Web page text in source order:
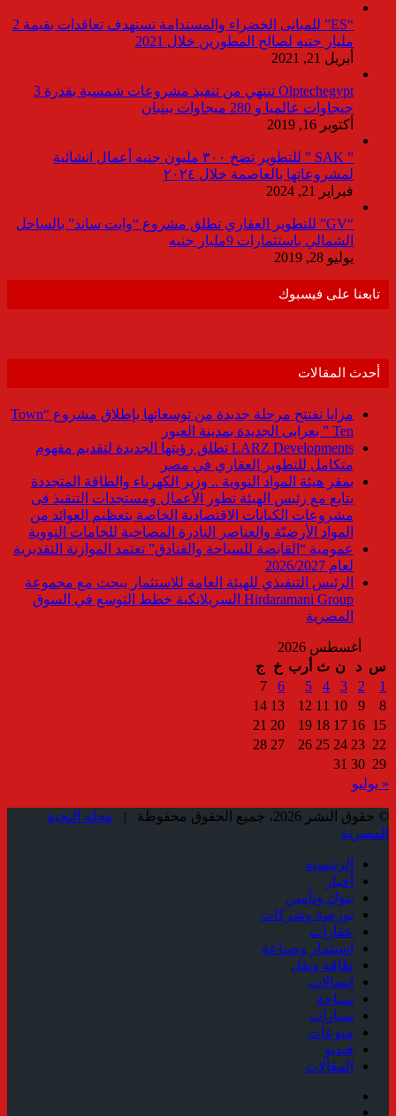
“ES” للمبانى الخضراء والمستدامة تستهدف تعاقدات بقيمة 2
مليار جنيه لصالح المطورين خلال 2021
أبريل 21, 2021
Olptechegypt تنتهي من تنفيذ مشروعات شمسية بقدرة 3
جيجاوات عالميا و 280 ميجاوات ببنبان
أكتوبر 16, 2019
” SAK ” للتطوير تضخ ٣٠٠ مليون جنيه أعمال انشائية
لمشروعاتها بالعاصمة خلال ٢٠٢٤
فبراير 21, 2024
“GV” للتطوير العقاري تطلق مشروع “وايت ساند” بالساحل
الشمالي باستثمارات 9مليار جنيه
يوليو 28, 2019
تابعنا على فيسبوك
أحدث المقالات
مزايا تفتتح مرحلة جديدة من توسعاتها بإطلاق مشروع “Town
Ten ” بعرابى الجديدة بمدينة العبور
LARZ Developments تطلق رؤيتها الجديدة لتقديم مفهوم
متكامل للتطوير العقاري في مصر
بمقر هيئة المواد النووية .. وزير الكهرباء والطاقة المتجددة
يتابع مع رئيس الهيئة تطور الأعمال ومستجدات التنفيذ فى
مشروعات الكيانات الاقتصادية الخاصة بتعظيم العوائد من
المواد الأرضيّة والعناصر النادرة المصاحبة للخامات النووية
عمومية “القابضة للسياحة والفنادق” تعتمد الموازنة التقديرية
لعام 2026/2027
الرئيس التنفيذي للهيئة العامة للاستثمار يبحث مع مجموعة
Hirdaramani Group السريلانكية خطط التوسع في السوق
المصرية
أغسطس 2026
س د ن ث أرب خ
ج
1
2
3
4
5
6
7
8
9
10
11
12
13
14
15
16
17
18
19
20
21
22
23
24
25
26
27
28
29
30
31
« يوليو
© حقوق النشر 2026، جميع الحقوق محفوظة |
مجلة النخبة
المصرية
الرئيسية
أخبار
بنوك وتأمين
بورصة وشركات
عقارات
استثمار وصناعة
طاقة ونقل
إتصالات
سياحة
سيارات
منوعات
فيديو
المقالات